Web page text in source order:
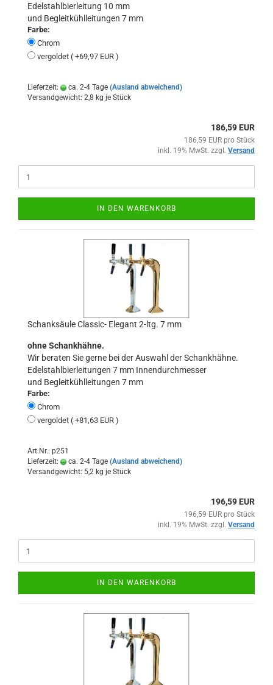
Edelstahlbierleitung 10 mm
und Begleitkühlleitungen 7 mm
Farbe:
Chrom
vergoldet ( +69,97 EUR )
Lieferzeit: ca. 2-4 Tage (Ausland abweichend)
Versandgewicht: 2,8 kg je Stück
186,59 EUR
186,59 EUR pro Stück
inkl. 19% MwSt. zzgl. Versand
IN DEN WARENKORB
Schanksäule Classic- Elegant 2-ltg. 7 mm
ohne Schankhähne.
Wir beraten Sie gerne bei der Auswahl der Schankhähne.
Edelstahlbierleitungen 7 mm Innendurchmesser
und Begleitkühlleitungen 7 mm
Farbe:
Chrom
vergoldet ( +81,63 EUR )
Art.Nr.: p251
Lieferzeit:
ca. 2-4 Tage (Ausland abweichend)
Versandgewicht: 5,2 kg je Stück
196,59 EUR
196,59 EUR pro Stück
inkl. 19% MwSt. zzgl. Versand
IN DEN WARENKORB